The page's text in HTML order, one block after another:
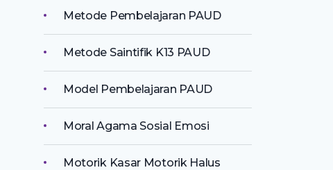
Metode Pembelajaran PAUD
Metode Saintifik K13 PAUD
Model Pembelajaran PAUD
Moral Agama Sosial Emosi
Motorik Kasar Motorik Halus